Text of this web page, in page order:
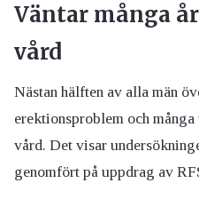
Väntar många
vård
Nästan hälften av alla män
erektionsproblem och
vård. Det visar
genomfört på uppdrag av